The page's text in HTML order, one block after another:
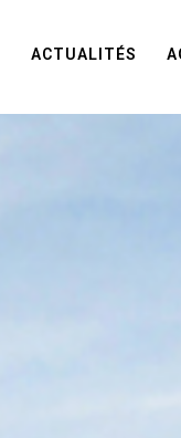
ACTUALITÉS